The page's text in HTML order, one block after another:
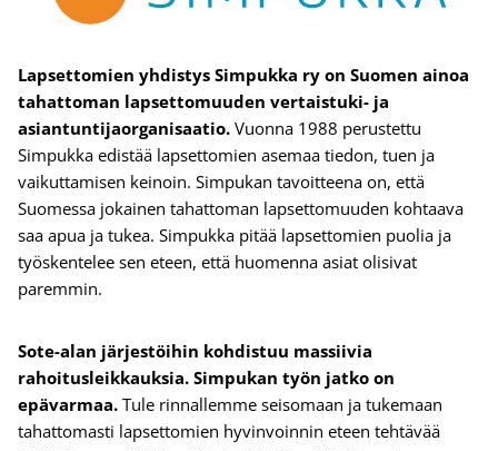
Lapsettomien yhdistys Simpukka ry on Suomen ainoa
tahattoman lapsettomuuden vertaistuki- ja
asiantuntijaorganisaatio. Vuonna 1988 perustettu
Simpukka edistää lapsettomien asemaa tiedon, tuen ja
vaikuttamisen keinoin. Simpukan tavoitteena on, että
Suomessa jokainen tahattoman lapsettomuuden kohtaava
saa apua ja tukea. Simpukka pitää lapsettomien puolia ja
työskentelee sen eteen, että huomenna asiat olisivat
paremmin.
Sote-alan järjestöihin kohdistuu massiivia
rahoitusleikkauksia. Simpukan työn jatko on
epävarmaa. Tule rinnallemme seisomaan ja tukemaan
tahattomasti lapsettomien hyvinvoinnin eteen tehtävää